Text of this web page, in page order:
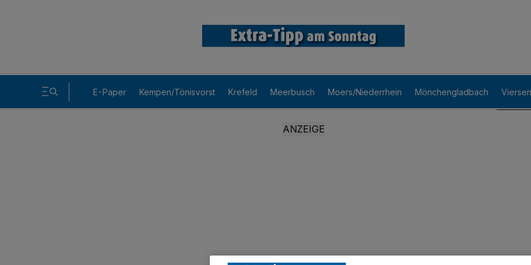
E-Paper Kempen/Tönisvorst Krefeld Meerbusch Moers/Niederrhein Mönchengladbach Viersen